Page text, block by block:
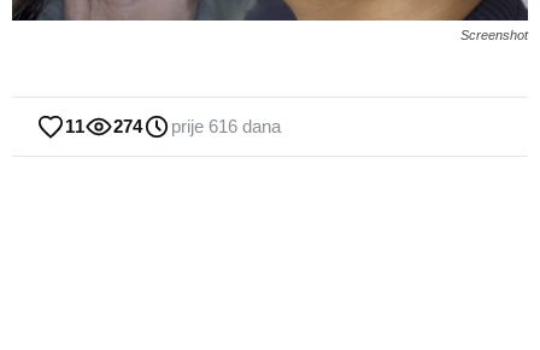
Screenshot
11 274 prije 616 dana